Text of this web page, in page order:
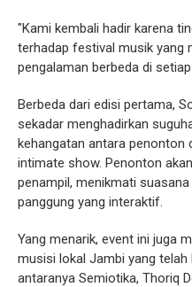
"Kami kembali hadir karena
terhadap festival musik yang
pengalaman berbeda di
Berbeda dari edisi pertama,
sekadar menghadirkan
kehangatan antara penonton
intimate show. Penonton
penampil, menikmati
panggung yang interaktif.
Yang menarik, event ini juga
musisi lokal Jambi yang telah
antaranya Semiotika, Thoriq